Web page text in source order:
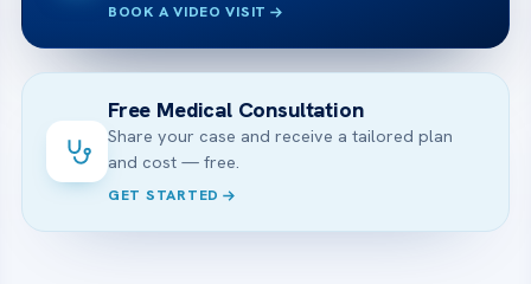
BOOK A VIDEO VISIT
Free Medical Consultation
Share your case and receive a tailored plan
and cost — free.
GET STARTED